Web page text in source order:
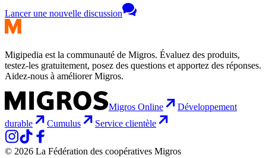
Lancer une nouvelle discussion
Migipedia est la communauté de Migros. Évaluez des produits,
testez-les gratuitement, posez des questions et apportez des réponses.
Aidez-nous à améliorer Migros.
Migros Online
Développement
durable
Cumulus Service clientèle
© 2026 La Fédération des coopératives Migros